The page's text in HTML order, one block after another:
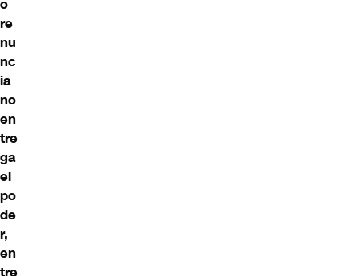
o
re
nu
nc
ia
no
en
tre
ga
el
po
de
r,
en
tre